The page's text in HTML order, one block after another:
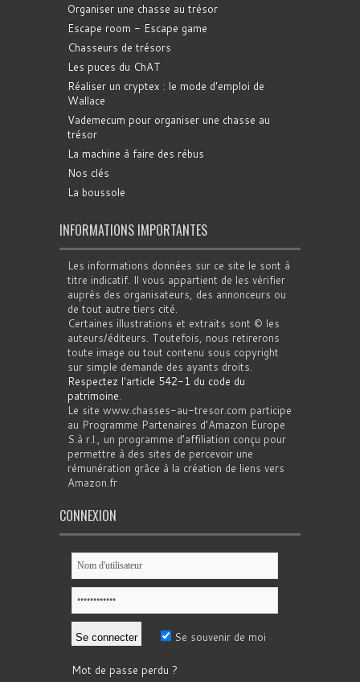
Organiser une chasse au trésor
Escape room - Escape game
Chasseurs de trésors
Les puces du ChAT
Réaliser un cryptex : le mode d'emploi de
Wallace
Vademecum pour organiser une chasse au
trésor
La machine à faire des rébus
Nos clés
La boussole
INFORMATIONS IMPORTANTES
Les informations données sur ce site le sont à
titre indicatif. Il vous appartient de les vérifier
auprès des organisateurs, des annonceurs ou
de tout autre tiers cité.
Certaines illustrations et extraits sont © les
auteurs/éditeurs. Toutefois, nous retirerons
toute image ou tout contenu sous copyright
sur simple demande des ayants droits.
Respectez l'article 542-1 du code du
patrimoine.
Le site www.chasses-au-tresor.com participe
au Programme Partenaires d’Amazon Europe
S.à r.l., un programme d’affiliation conçu pour
permettre à des sites de percevoir une
rémunération grâce à la création de liens vers
Amazon.fr
CONNEXION
Se souvenir de moi
Mot de passe perdu ?